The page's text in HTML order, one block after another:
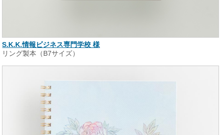
S.K.K.情報ビジネス専門学校 様
リング製本（B7サイズ）